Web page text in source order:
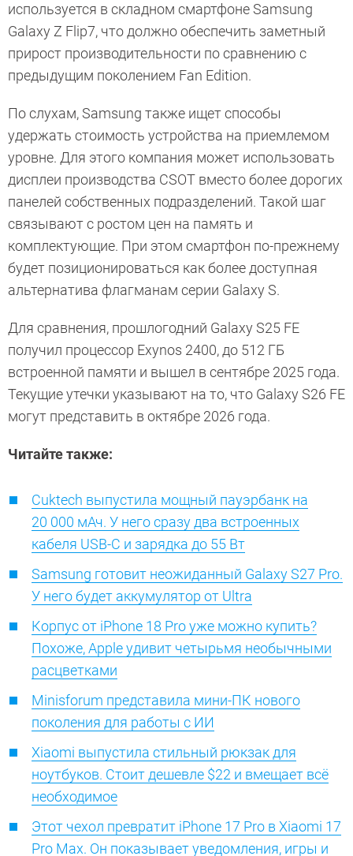
используется в складном смартфоне Samsung
Galaxy Z Flip7, что должно обеспечить заметный
прирост производительности по сравнению с
предыдущим поколением Fan Edition.
По слухам, Samsung также ищет способы
удержать стоимость устройства на приемлемом
уровне. Для этого компания может использовать
дисплеи производства CSOT вместо более дорогих
панелей собственных подразделений. Такой шаг
связывают с ростом цен на память и
комплектующие. При этом смартфон по-прежнему
будет позиционироваться как более доступная
альтернатива флагманам серии Galaxy S.
Для сравнения, прошлогодний Galaxy S25 FE
получил процессор Exynos 2400, до 512 ГБ
встроенной памяти и вышел в сентябре 2025 года.
Текущие утечки указывают на то, что Galaxy S26 FE
могут представить в октябре 2026 года.
Читайте также:
Cuktech выпустила мощный пауэрбанк на
20 000 мАч. У него сразу два встроенных
кабеля USB-C и зарядка до 55 Вт
Samsung готовит неожиданный Galaxy S27 Pro.
У него будет аккумулятор от Ultra
Корпус от iPhone 18 Pro уже можно купить?
Похоже, Apple удивит четырьмя необычными
расцветками
Minisforum представила мини-ПК нового
поколения для работы с ИИ
Xiaomi выпустила стильный рюкзак для
ноутбуков. Стоит дешевле $22 и вмещает всё
необходимое
Этот чехол превратит iPhone 17 Pro в Xiaomi 17
Pro Max. Он показывает уведомления, игры и